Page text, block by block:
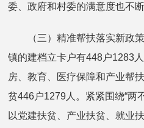
委、政府和村委的满意度也不断
（三）精准帮扶落实新政策
镇的建档立卡户有448户1283
房、教育、医疗保障和产业帮
贫446户1279人。紧紧围绕“两
以党建扶贫、产业扶贫、就业